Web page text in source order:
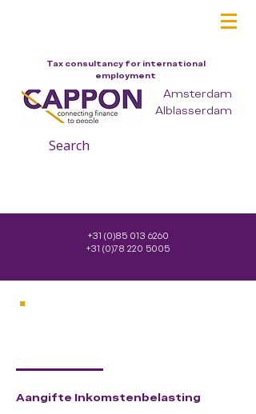
Tax consultancy for international
employment
Amsterdam
Alblasserdam
Search
+31 (0)85 013 6260
+31 (0)78 220 5005
Aangifte Inkomstenbelasting